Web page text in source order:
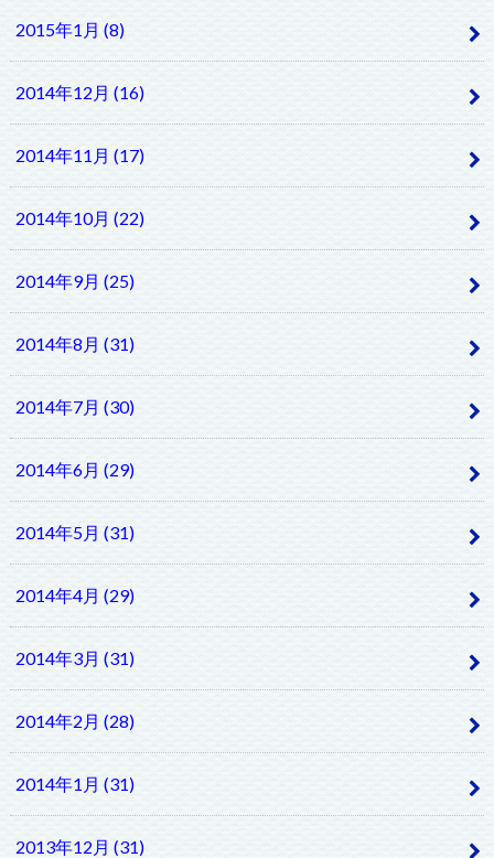
2015年1月 (8)
2014年12月 (16)
2014年11月 (17)
2014年10月 (22)
2014年9月 (25)
2014年8月 (31)
2014年7月 (30)
2014年6月 (29)
2014年5月 (31)
2014年4月 (29)
2014年3月 (31)
2014年2月 (28)
2014年1月 (31)
2013年12月 (31)